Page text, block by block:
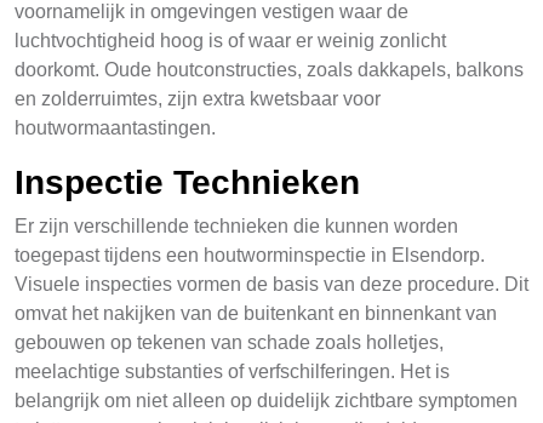
voornamelijk in omgevingen vestigen waar de
luchtvochtigheid hoog is of waar er weinig zonlicht
doorkomt. Oude houtconstructies, zoals dakkapels, balkons
en zolderruimtes, zijn extra kwetsbaar voor
houtwormaantastingen.
Inspectie Technieken
Er zijn verschillende technieken die kunnen worden
toegepast tijdens een houtworminspectie in Elsendorp.
Visuele inspecties vormen de basis van deze procedure. Dit
omvat het nakijken van de buitenkant en binnenkant van
gebouwen op tekenen van schade zoals holletjes,
meelachtige substanties of verfschilferingen. Het is
belangrijk om niet alleen op duidelijk zichtbare symptomen